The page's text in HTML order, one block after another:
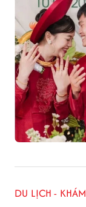
DU LỊCH -